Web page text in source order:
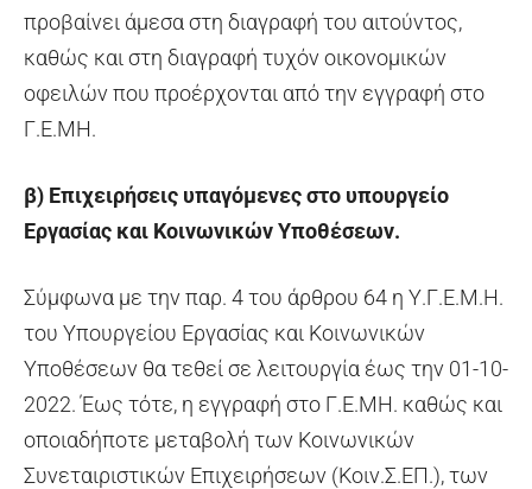
προβαίνει άμεσα στη διαγραφή του αιτούντος,
καθώς και στη διαγραφή τυχόν οικονομικών
οφειλών που προέρχονται από την εγγραφή στο
Γ.Ε.ΜΗ.
β) Επιχειρήσεις υπαγόμενες στο υπουργείο
Εργασίας και Κοινωνικών Υποθέσεων.
Σύμφωνα με την παρ. 4 του άρθρου 64 η Υ.Γ.Ε.Μ.Η.
του Υπουργείου Εργασίας και Κοινωνικών
Υποθέσεων θα τεθεί σε λειτουργία έως την 01-10-
2022. Έως τότε, η εγγραφή στο Γ.Ε.ΜΗ. καθώς και
οποιαδήποτε μεταβολή των Κοινωνικών
Συνεταιριστικών Επιχειρήσεων (Κοιν.Σ.ΕΠ.), των